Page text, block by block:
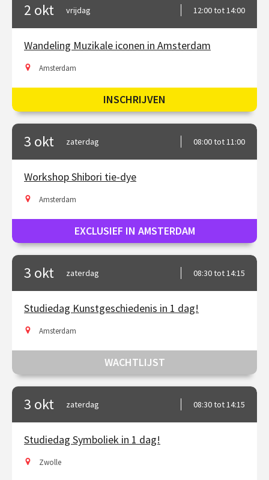
2 okt vrijdag 12:00 tot 14:00
Wandeling Muzikale iconen in Amsterdam
Amsterdam
INSCHRIJVEN
3 okt zaterdag 08:00 tot 11:00
Workshop Shibori tie-dye
Amsterdam
EXCLUSIEF IN AMSTERDAM
3 okt zaterdag 08:30 tot 14:15
Studiedag Kunstgeschiedenis in 1 dag!
Amsterdam
WACHTLIJST
3 okt zaterdag 08:30 tot 14:15
Studiedag Symboliek in 1 dag!
Zwolle